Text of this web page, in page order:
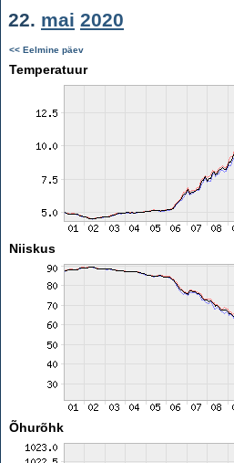
22. mai 2020
<< Eelmine päev
Temperatuur
Niiskus
Õhurõhk